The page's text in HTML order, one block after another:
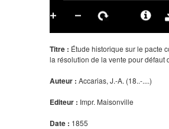
Titre : Étude historique sur le pacte
la résolution de la vente pour défaut
Auteur : Accarias, J.-A. (18..-....)
Editeur : Impr. Maisonville
Date : 1855